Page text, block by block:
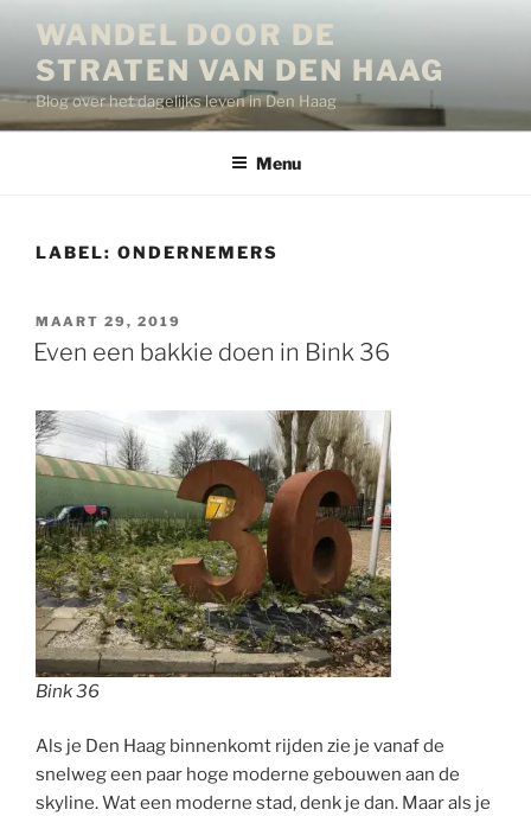
inhoud
WANDEL DOOR DE
STRATEN VAN DEN HAAG
Blog over het dagelijks leven in Den Haag
Menu
LABEL: ONDERNEMERS
GEPLAATST
OP
MAART 29, 2019
Even een bakkie doen in Bink 36
Bink 36
Als je Den Haag binnenkomt rijden zie je vanaf de
snelweg een paar hoge moderne gebouwen aan de
skyline. Wat een moderne stad, denk je dan. Maar als je